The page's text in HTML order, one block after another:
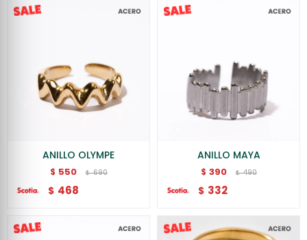
ANILLO OLYMPE
$ 550 $ 690
$ 468
ANILLO MAYA
$ 390 $ 490
$ 332